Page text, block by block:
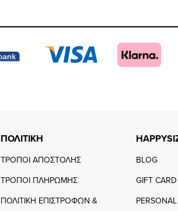
https://
pagepage
ΠΟΛΙΤΙΚΗ
ΤΡΟΠΟΙ ΑΠΟΣΤΟΛΗΣ
ΤΡΟΠΟΙ ΠΛΗΡΩΜΗΣ
ΠΟΛΙΤΙΚΗ ΕΠΙΣΤΡΟΦΩΝ &
BLOG
GIFT CARD